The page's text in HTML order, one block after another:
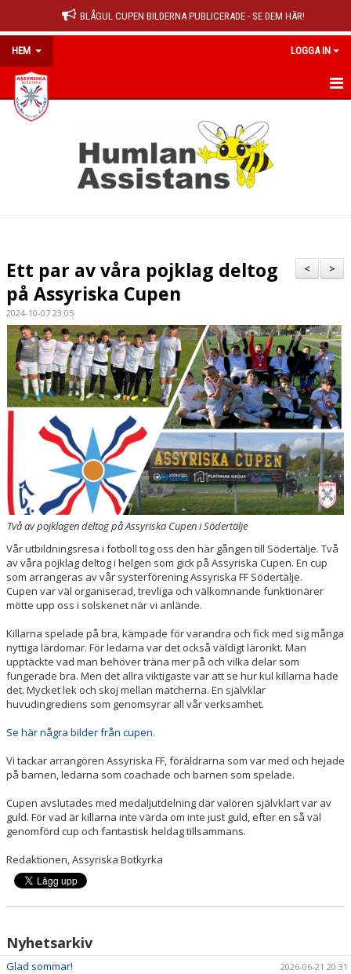
BLÅGUL CUPEN BILDERNA PUBLICERADE - SE DEM HÄR!
HEM LOGGA IN
HEM
MATCHER
DOKUMENT
VÅRA LAG/LEDARE
KONTAKT
>
<
Ett par av våra pojklag deltog
på Assyriska Cupen
2024-10-07 23:05
Två av pojklagen deltog på Assyriska Cupen i Södertälje
Vår utbildningsresa i fotboll tog oss den här gången till Södertälje. Två
av våra pojklag deltog i helgen som gick på Assyriska Cupen. En cup
som arrangeras av vår systerförening Assyriska FF Södertälje.
Cupen var väl organiserad, trevliga och välkomnande funktionärer
mötte upp oss i solskenet när vi anlände.
Killarna spelade på bra, kämpade för varandra och fick med sig många
nyttiga lärdomar. För ledarna var det också väldigt lärorikt. Man
upptäckte vad man behöver träna mer på och vilka delar som
fungerade bra. Men det allra viktigaste var att se hur kul killarna hade
det. Mycket lek och skoj mellan matcherna. En självklar
huvudingrediens som genomsyrar all vår verksamhet.
Se här några bilder från cupen.
Vi tackar arrangören Assyriska FF, föräldrarna som var med och hejade
på barnen, ledarna som coachade och barnen som spelade.
Cupen avslutades med medaljutdelning där valören självklart var av
guld. För vad är killarna inte värda om inte just guld, efter en så väl
genomförd cup och fantastisk heldag tillsammans.
Redaktionen, Assyriska Botkyrka
Nyhetsarkiv
Glad sommar! 2026-06-21 20:31